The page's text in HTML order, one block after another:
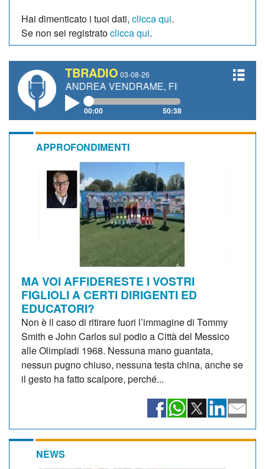
Hai dimenticato i tuoi dati, clicca qui.
Se non sei registratoclicca qui.
TBRADIO 03-08-26
ANDREA VENDRAME, FILIPPO FIORELLI
00:00 50:38
APPROFONDIMENTI
MA VOI AFFIDERESTE I VOSTRI
FIGLIOLI A CERTI DIRIGENTI ED
EDUCATORI?
Non è il caso di ritirare fuori l’immagine di Tommy
Smith e John Carlos sul podio a Città del Messico
alle Olimpiadi 1968. Nessuna mano guantata,
nessun pugno chiuso, nessuna testa china, anche se
il gesto ha fatto scalpore, perché...
NEWS